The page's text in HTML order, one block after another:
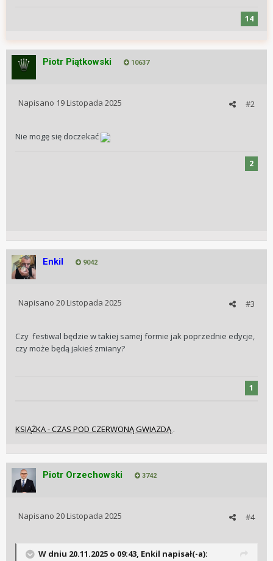
14
Piotr Piątkowski 10637
#2
Napisano 19 Listopada 2025
Nie mogę się doczekać
2
Enkil 9042
#3
Napisano 20 Listopada 2025
Czy festiwal będzie w takiej samej formie jak poprzednie edycje,
czy może będą jakieś zmiany?
1
KSIĄŻKA - CZAS POD CZERWONĄ GWIAZDĄ .
Piotr Orzechowski 3742
#4
Napisano 20 Listopada 2025
W dniu 20.11.2025 o 09:43, Enkil napisał(-a):